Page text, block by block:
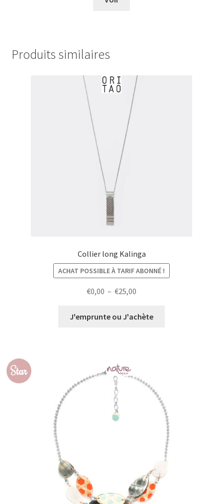
Produits similaires
Collier long Kalinga
ACHAT POSSIBLE À TARIF ABONNÉ !
€0,00 – €25,00
prix :
J'emprunte ou J'achète
Star